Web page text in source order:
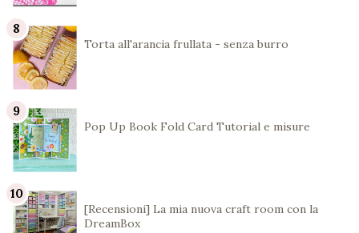
Torta all'arancia frullata - senza burro
Pop Up Book Fold Card Tutorial e misure
[Recensioni] La mia nuova craft room con la
DreamBox